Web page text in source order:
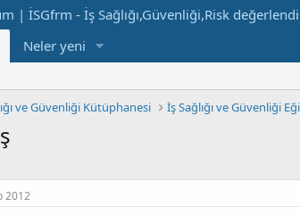
Neler yeni
ve Güvenliği Kütüphanesi İş Sağlığı ve Güvenliği
2012